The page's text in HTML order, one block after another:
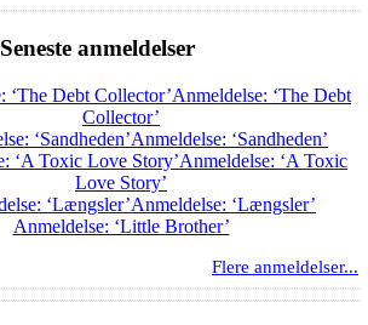
Seneste anmeldelser
Anmeldelse: ‘The Debt
Collector’
Anmeldelse: ‘Sandheden’
Anmeldelse: ‘A Toxic
Love Story’
Anmeldelse: ‘Længsler’
Anmeldelse: ‘Little Brother’
Flere anmeldelser...